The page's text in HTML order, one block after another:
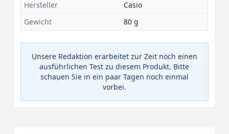
Hersteller
Casio
Gewicht
80 g
Unsere Redaktion erarbeitet zur Zeit noch einen
ausführlichen Test zu diesem Produkt. Bitte
schauen Sie in ein paar Tagen noch einmal
vorbei.